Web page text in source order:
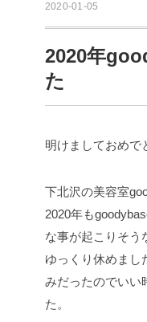
2020-01-05
2020年
た
明けましておめで
下北沢の美容室
2020年も
な事が起こりそう
ゆっくり休めまし
みだったのでいい
た。